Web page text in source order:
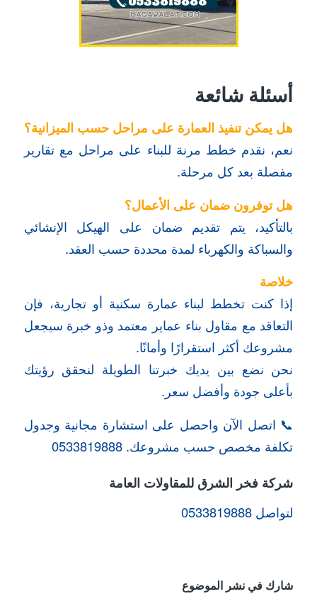
أسئلة شائعة
هل يمكن تنفيذ العمارة على مراحل حسب الميزانية؟
نعم، نقدم خطط مرنة للبناء على مراحل مع تقارير
مفصلة بعد كل مرحلة.
هل توفرون ضمان على الأعمال؟
بالتأكيد، يتم تقديم ضمان على الهيكل الإنشائي
والسباكة والكهرباء لمدة محددة حسب العقد.
خلاصة
إذا كنت تخطط لبناء عمارة سكنية أو تجارية، فإن
التعاقد مع مقاول بناء عماير معتمد وذو خبرة سيجعل
مشروعك أكثر استقرارًا وأمانًا.
نحن نضع بين يديك خبرتنا الطويلة لنحقق رؤيتك
بأعلى جودة وأفضل سعر.
📞 اتصل الآن واحصل على استشارة مجانية وجدول
تكلفة مخصص حسب مشروعك. 0533819888
شركة فخر الشرق للمقاولات العامة
لتواصل 0533819888
شارك في نشر الموضوع